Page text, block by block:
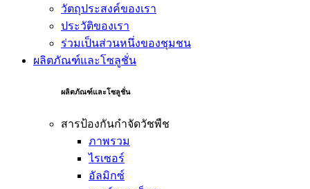
วัตถุประสงค์ของเรา
ประวัติของเรา
ร่วมเป็นส่วนหนึ่งของชุมชน
ผลิตภัณฑ์และโซลูชั่น
ผลิตภัณฑ์และโซลูชั่น
สารป้องกันกำจัดวัชพืช
ภาพรวม
ไรเซอร์
อัลมิกซ์